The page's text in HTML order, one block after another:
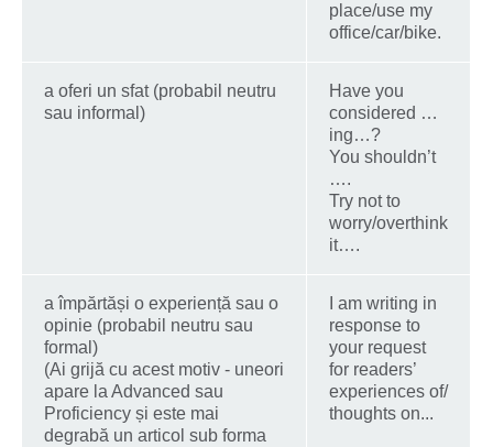
place/use my
office/car/bike.
a oferi un sfat (probabil neutru
sau informal)
Have you
considered …
ing…?
You shouldn’t
….
Try not to
worry/overthink
it….
a împărtăși o experiență sau o
opinie (probabil neutru sau
formal)
(Ai grijă cu acest motiv - uneori
apare la Advanced sau
Proficiency și este mai
degrabă un articol sub forma
I am writing in
response to
your request
for readers’
experiences of/
thoughts on...